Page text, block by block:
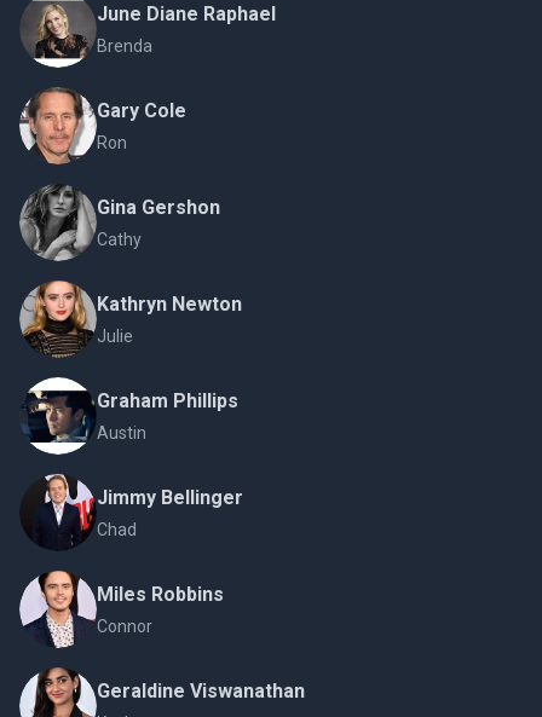
June Diane Raphael
Brenda
Gary Cole
Ron
Gina Gershon
Cathy
Kathryn Newton
Julie
Graham Phillips
Austin
Jimmy Bellinger
Chad
Miles Robbins
Connor
Geraldine Viswanathan